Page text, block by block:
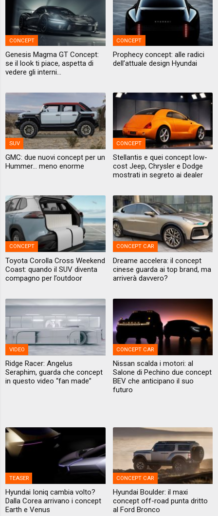
CONCEPT
Genesis Magma GT Concept:
se il look ti piace, aspetta di
vedere gli interni...
CONCEPT
Prophecy concept: alle radici
dell’attuale design Hyundai
SUV
GMC: due nuovi concept per un
Hummer... meno enorme
CONCEPT
Stellantis e quei concept low-
cost Jeep, Chrysler e Dodge
mostrati in segreto ai dealer
CONCEPT
Toyota Corolla Cross Weekend
Coast: quando il SUV diventa
compagno per l’outdoor
CONCEPT CAR
Dreame accelera: il concept
cinese guarda ai top brand, ma
arriverà davvero?
VIDEO
Ridge Racer: Angelus
Seraphim, guarda che concept
in questo video “fan made”
CONCEPT CAR
Nissan scalda i motori: al
Salone di Pechino due concept
BEV che anticipano il suo
futuro
TEASER
Hyundai Ioniq cambia volto?
Dalla Corea arrivano i concept
Earth e Venus
CONCEPT CAR
Hyundai Boulder: il maxi
concept off-road punta dritto
al Ford Bronco